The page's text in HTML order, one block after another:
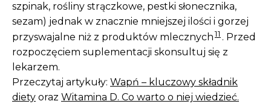
szpinak, rośliny strączkowe, pestki słonecznika,
sezam) jednak w znacznie mniejszej ilości i gorzej
przyswajalne niż z produktów mlecznych11 . Przed
rozpoczęciem suplementacji skonsultuj się z
lekarzem.
Przeczytaj artykuły: Wapń – kluczowy składnik
diety oraz Witamina D. Co warto o niej wiedzieć.